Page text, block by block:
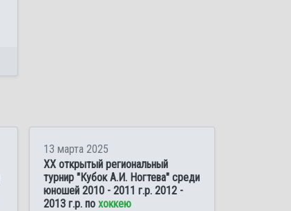
13 марта 2025
XX открытый региональный
турнир "Кубок А.И. Ногтева" среди
юношей 2010 - 2011 г.р. 2012 -
2013 г.р. по хоккею